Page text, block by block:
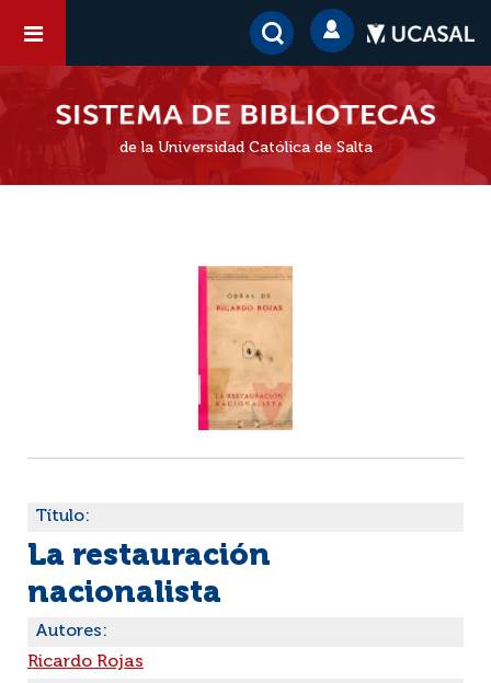
de la Universidad Católica de Salta
Título:
La restauración
nacionalista
Autores:
Ricardo Rojas